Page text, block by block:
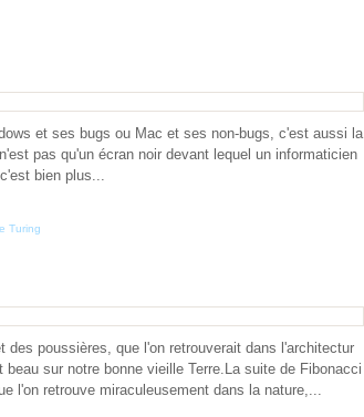
et ses bugs ou Mac et ses non-bugs, c'est aussi la
pas qu'un écran noir devant lequel un informaticien
bien plus...
Turing
des poussières, que l'on retrouverait dans l'architectur
sur notre bonne vieille Terre.La suite de Fibonacci
l'on retrouve miraculeusement dans la nature,...